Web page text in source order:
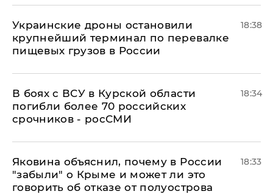
Украинские дроны остановили
крупнейший терминал по перевалке
пищевых грузов в России
18:38
В боях с ВСУ в Курской области
погибли более 70 российских
срочников - росСМИ
18:34
Яковина объяснил, почему в России
"забыли" о Крыме и может ли это
говорить об отказе от полуострова
18:33